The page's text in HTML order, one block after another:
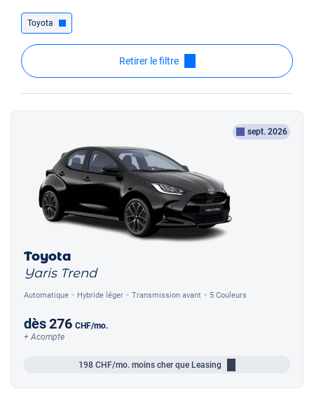
Toyota
Retirer le filtre
sept. 2026
Toyota
Yaris Trend
Automatique Hybride léger Transmission avant 5 Couleurs
dès276 CHF/mo.
+ Acompte
198 CHF/mo. moins cher que Leasing